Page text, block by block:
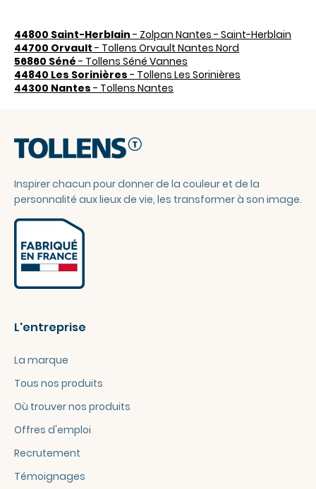
44800 Saint-Herblain - Zolpan Nantes - Saint-Herblain
44700 Orvault - Tollens Orvault Nantes Nord
56860 Séné - Tollens Séné Vannes
44840 Les Sorinières - Tollens Les Sorinières
44300 Nantes - Tollens Nantes
Inspirer chacun pour donner de la couleur et de la
personnalité aux lieux de vie, les transformer à son image.
L'entreprise
La marque
Tous nos produits
Où trouver nos produits
Offres d'emploi
Recrutement
Témoignages